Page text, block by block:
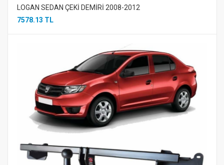
LOGAN SEDAN ÇEKİ DEMİRİ 2008-2012
7578.13 TL